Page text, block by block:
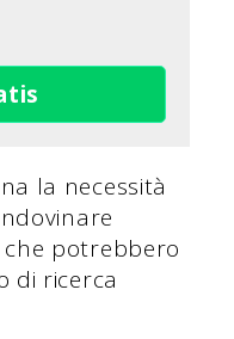
la necessità
potrebbero
di ricerca